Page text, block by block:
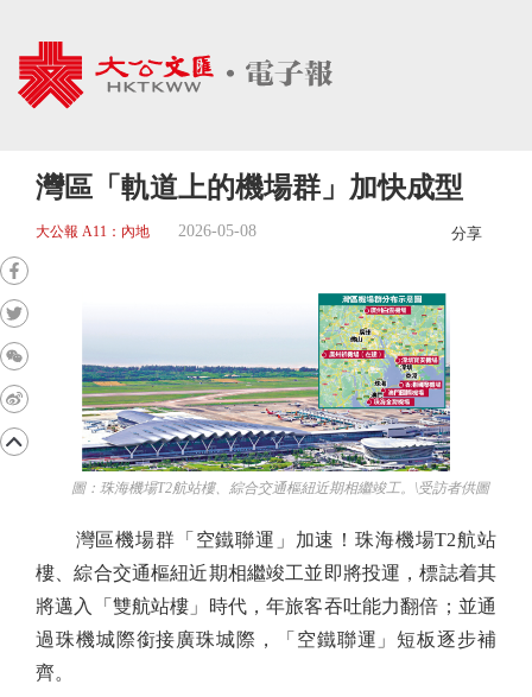
灣區「軌道上的機場群」加快成型
大公報 A11：內地 2026-05-08 分享
圖：珠海機場T2航站樓、綜合交通樞紐近期相繼竣工。\受訪者供圖
灣區機場群「空鐵聯運」加速！珠海機場T2航站
樓、綜合交通樞紐近期相繼竣工並即將投運，標誌着其
將邁入「雙航站樓」時代，年旅客吞吐能力翻倍；並通
過珠機城際銜接廣珠城際，「空鐵聯運」短板逐步補
齊。